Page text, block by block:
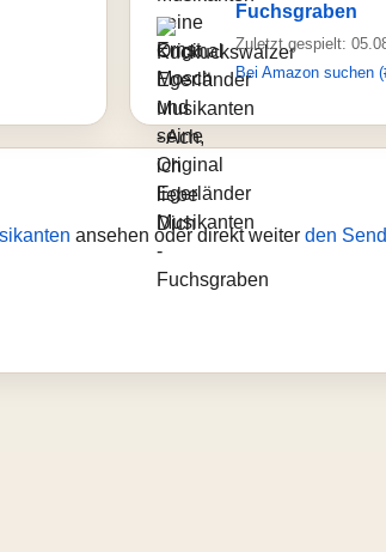
Fuchsgraben
Zuletzt gespielt:
Bei Amazon suchen
ansehen oder direkt weiter den